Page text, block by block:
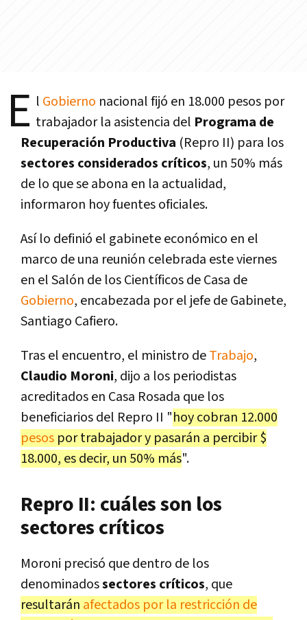
E l Gobierno nacional fijó en 18.000 pesos por
trabajador la asistencia del Programa de
Recuperación Productiva (Repro II) para los
sectores considerados críticos, un 50% más
de lo que se abona en la actualidad,
informaron hoy fuentes oficiales.
Así lo definió el gabinete económico en el
marco de una reunión celebrada este viernes
en el Salón de los Científicos de Casa de
Gobierno, encabezada por el jefe de Gabinete,
Santiago Cafiero.
Tras el encuentro, el ministro deTrabajo,
Claudio Moroni, dijo a los periodistas
acreditados en Casa Rosada que los
beneficiarios del Repro II "hoy cobran 12.000
pesos por trabajador y pasarán a percibir $
18.000, es decir, un 50% más".
Repro II: cuáles son los
sectores críticos
Moroni precisó que dentro de los
denominadossectores críticos, que
resultarán afectados por la restricción de